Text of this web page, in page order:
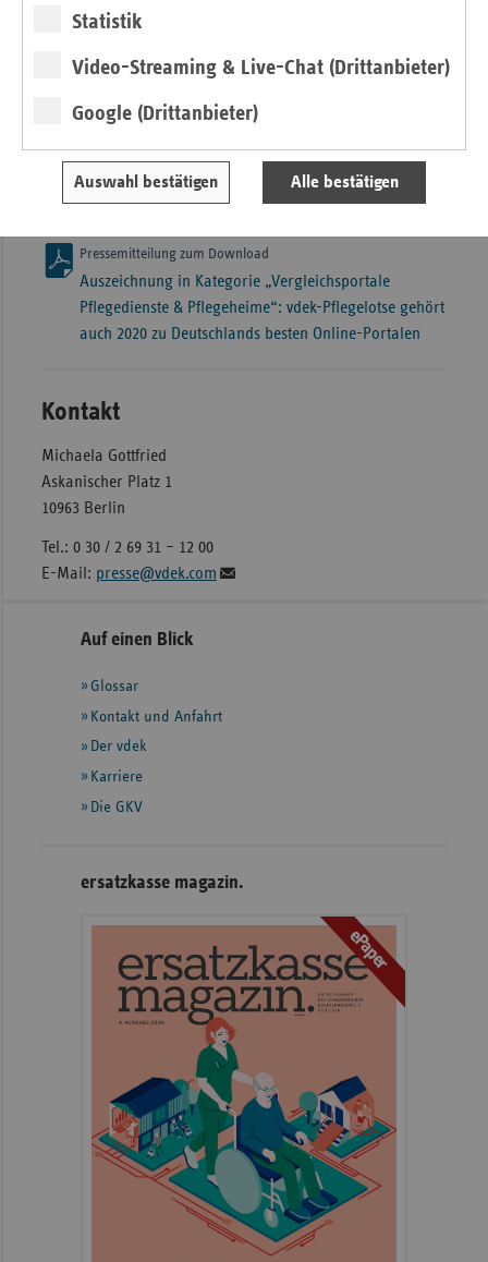
Statistik
Video-Streaming & Live-Chat (Drittanbieter)
Google (Drittanbieter)
Auswahl bestätigen Alle bestätigen
„sehr gut zugänglich“).
Der Pflegelotse wird mittlerweile auch von den
Innungskrankenkassen (IKK), der Knappschaft und der
Sozialversicherung für Landwirtschaft, Forsten und
Marktführern unter den Suchportalen für
Pflegeeinrichtungen.
Pressemitteilung zum Download
Auszeichnung in Kategorie „Vergleichsportale
Pflegedienste & Pflegeheime“: vdek-Pflegelotse gehört
auch 2020 zu Deutschlands besten Online-Portalen
Kontakt
Michaela Gottfried
Askanischer Platz 1
10963 Berlin
Tel.: 0 30 / 2 69 31 – 12 00
E-Mail: presse@vdek.com
Seitennavigation
Seitenleiste
weiteren
Informationen
Auf einen Blick
Glossar
Kontakt und Anfahrt
Der vdek
Karriere
Die GKV
ersatzkasse magazin.
ePaper